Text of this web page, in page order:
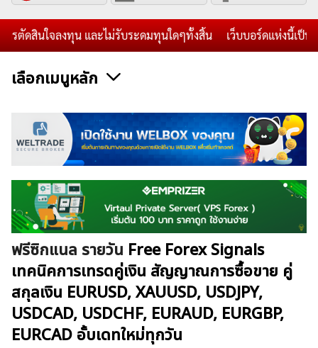
VPS Register
สำหรับ:
จลงทุน และไม่รับระดมทุนใดๆทั้งสิ้น เว็บบอร์ดแห่งนี้เป็นเพียงสื่อ
เลือกเมนูหลัก
ข่าวฟอเร็กซ์และสกุลเงิน คริปโตเคอร์เรนซี
ฟรีซิกแนล รายวัน
บทวิเคราะห์
เศรษฐกิจทั่วไป ดัชนี-หุ้น
พันธบัตร
กองทุน Forex
ฟรี EA
ฟรีซิกแนล รายวัน Free Forex Signals
เทคนิคการเทรดคู่เงิน สัญญาณการซื้อขาย คู่
สกุลเงิน EURUSD, XAUUSD, USDJPY,
USDCAD, USDCHF, EURAUD, EURGBP,
EURCAD อั้บเดทใหม่ทุกวัน